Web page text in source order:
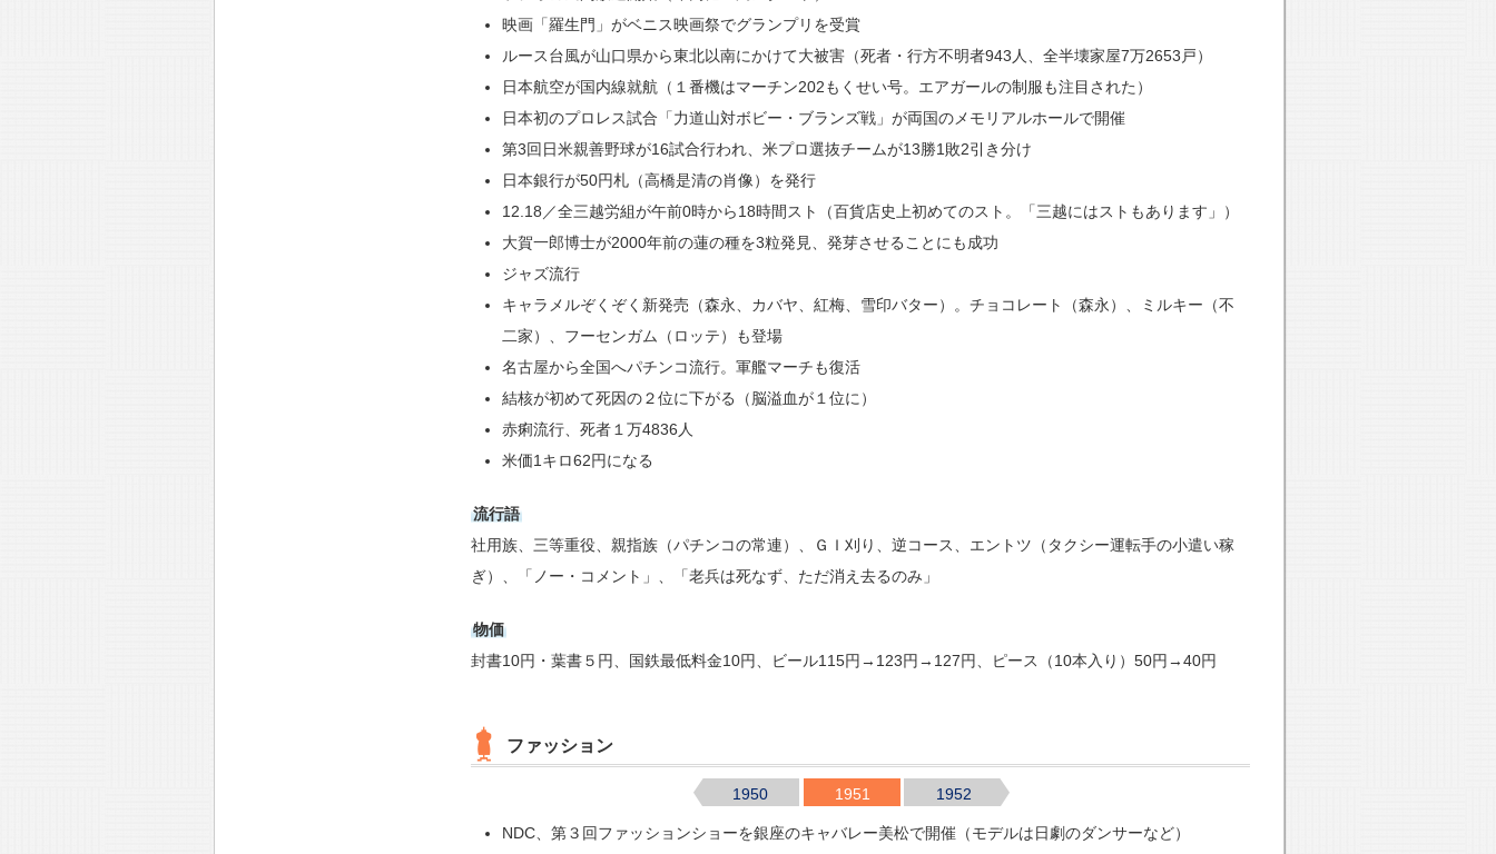
映画「羅生門」がベニス映画祭でグランプリを受賞
ルース台風が山口県から東北以南にかけて大被害（死者・行方不明者943人、全半壊家屋7万2653戸）
日本航空が国内線就航（１番機はマーチン202もくせい号。エアガールの制服も注目された）
日本初のプロレス試合「力道山対ボビー・ブランズ戦」が両国のメモリアルホールで開催
第3回日米親善野球が16試合行われ、米プロ選抜チームが13勝1敗2引き分け
日本銀行が50円札（高橋是清の肖像）を発行
12.18／全三越労組が午前0時から18時間スト（百貨店史上初めてのスト。「三越にはストもあります」）
大賀一郎博士が2000年前の蓮の種を3粒発見、発芽させることにも成功
ジャズ流行
キャラメルぞくぞく新発売（森永、カバヤ、紅梅、雪印バター）。チョコレート（森永）、ミルキー（不
二家）、フーセンガム（ロッテ）も登場
名古屋から全国へパチンコ流行。軍艦マーチも復活
結核が初めて死因の２位に下がる（脳溢血が１位に）
赤痢流行、死者１万4836人
米価1キロ62円になる
流行語
社用族、三等重役、親指族（パチンコの常連）、ＧＩ刈り、逆コース、エントツ（タクシー運転手の小遣い稼
ぎ）、「ノー・コメント」、「老兵は死なず、ただ消え去るのみ」
物価
封書10円・葉書５円、国鉄最低料金10円、ビール115円→123円→127円、ピース（10本入り）50円→40円
ファッション
1950 1951 1952
NDC、第３回ファッションショーを銀座のキャバレー美松で開催（モデルは日劇のダンサーなど）